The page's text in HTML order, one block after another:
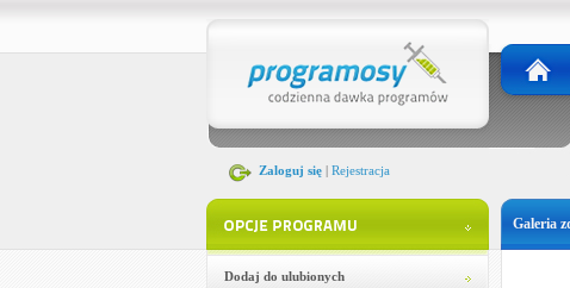
Zaloguj się| Rejestracja
Dodaj do ulubionych
Galeria